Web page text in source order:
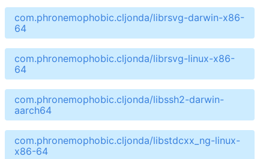
com.phronemophobic.cljonda/librsvg-darwin-x86-
64
com.phronemophobic.cljonda/librsvg-linux-x86-
64
com.phronemophobic.cljonda/libssh2-darwin-
aarch64
com.phronemophobic.cljonda/libstdcxx_ng-linux-
x86-64